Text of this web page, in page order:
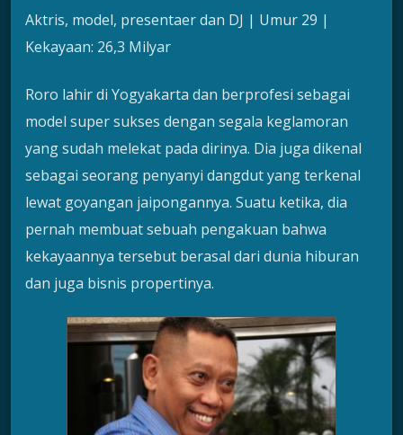
Aktris, model, presentaer dan DJ | Umur 29 |
Kekayaan: 26,3 Milyar
Roro lahir di Yogyakarta dan berprofesi sebagai
model super sukses dengan segala keglamoran
yang sudah melekat pada dirinya. Dia juga dikenal
sebagai seorang penyanyi dangdut yang terkenal
lewat goyangan jaipongannya. Suatu ketika, dia
pernah membuat sebuah pengakuan bahwa
kekayaannya tersebut berasal dari dunia hiburan
dan juga bisnis propertinya.